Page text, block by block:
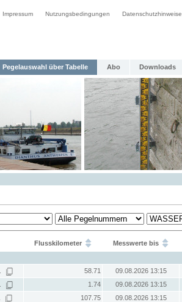
Impressum Nutzungsbedingungen Datenschutzhinweise
Pegelauswahl über Tabelle Abo Downloads
Flusskilometer Messwerte bis
58.71
09.08.2026 13:15
1.74
09.08.2026 13:15
107.75
09.08.2026 13:15